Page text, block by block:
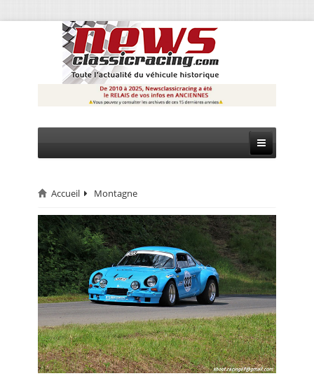
CIRCUIT
RALLYE
MONTAGNE
EVÈNEMENTS
CALENDRIER
FOCUS
Accueil Montagne